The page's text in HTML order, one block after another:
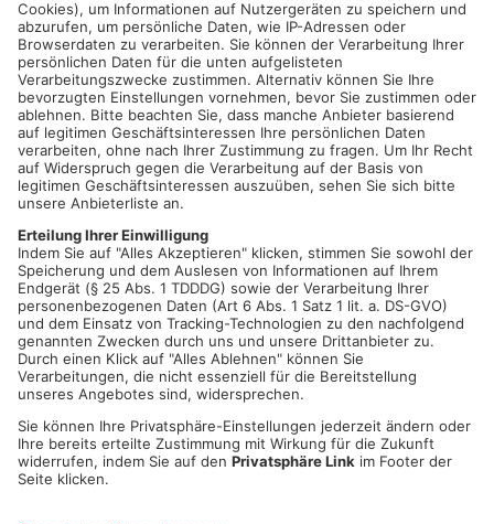
DARMSADT/DIEBURG.Der Breuberger, der vor fünf Jahren in
Dieburg ein Mädchen angefahren hat, steht heute erneut vor
Gericht. Das Landgericht Darmstadt verhandelt den Fall in
zweiter Instanz.
Im August 2018 fuhr der heute 81-Jährige mit seinem Auto auf
der Dieburger Kettlerstraße in den Kreisel. Er soll laut Anklage
die 8-Jährige mit ihrem Rad übersehen und sie überrollt haben.
Vor den Augen der Mutter und der kleinen Schwester. Im Juli
2020 hatte das Amtsgericht Dieburg den Breuberger verurteilt.
Dagegen hatten sowohl der Angeklagte als auch die
Staatsanwaltschaft Berufung eingelegt.
Vor Gericht widersprach der Angeklagte heute seiner
damaligen Aussage am Unfallort. Laut ihm war die Schülerin
ihm mit dem Rad entgegengekommen und in sein Auto
reingefahren. Am Unfallort hatte er nach Angaben eines
Polizisten gesagt, er habe Gas und Bremse verwechselt. Heute
bestritt der Rentner diese Aussage.
Artikel teilen